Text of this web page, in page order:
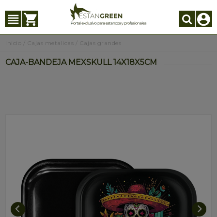
Inicio Cajas metalicas Cajas grandes
CAJA-BANDEJA MEXSKULL 14X18X5CM